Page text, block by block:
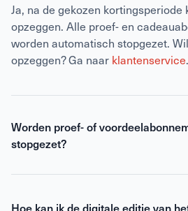
Ja, na de gekozen kortingsperiode
opzeggen. Alle proef- en
worden automatisch stopgezet.
opzeggen? Ga naar klantenservice.
Worden proef- of
stopgezet?
Kortlopende proefabonnementen
bezorging stopt vanzelf. Je zit dus
Hoe kan ik de digitale editie van